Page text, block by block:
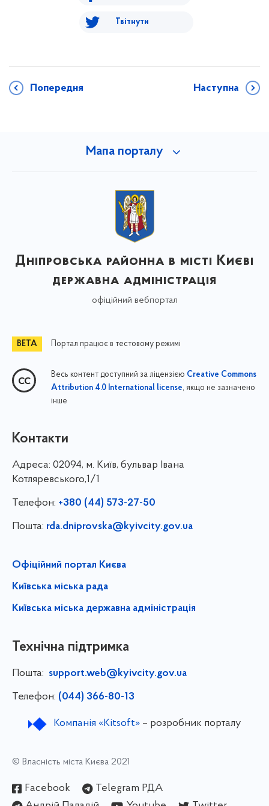
Твітнути
Попередня Наступна
Мапа порталу
Дніпровська районна в місті Києві
державна адміністрація
офіційний вебпортал
Портал працює в тестовому режимі
Весь контент доступний за ліцензією Creative Commons
Attribution 4.0 International license, якщо не зазначено
інше
Контакти
Адреса: 02094, м. Київ, бульвар Івана
Котляревського,1/1
Телефон: +380 (44) 573-27-50
Пошта: rda.dniprovska@kyivcity.gov.ua
Офіційний портал Києва
Київська міська рада
Київська міська державна адміністрація
Технічна підтримка
Пошта: support.web@kyivcity.gov.ua
Телефон: (044) 366-80-13
Компанія «Kitsoft»– розробник порталу
© Власність міста Києва 2021
Facebook
Telegram РДА